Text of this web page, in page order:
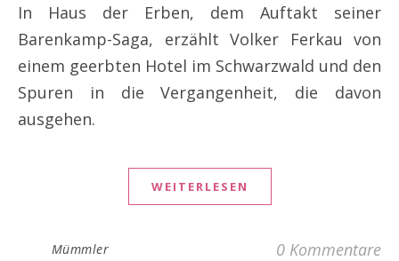
In Haus der Erben, dem Auftakt seiner
Barenkamp-Saga, erzählt Volker Ferkau von
einem geerbten Hotel im Schwarzwald und den
Spuren in die Vergangenheit, die davon
ausgehen.
WEITERLESEN
Mümmler 0 Kommentare